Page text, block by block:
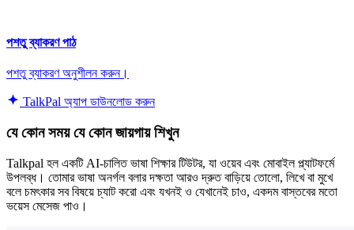
পশতু ব্যাকরণ পাঠ
পশতু ব্যাকরণ অনুশীলন করুন।
TalkPal অ্যাপ ডাউনলোড করুন
যে কোন সময় যে কোন জায়গায় শিখুন
Talkpal হল একটি AI-চালিত ভাষা শিক্ষার টিউটর, যা ওয়েব এবং মোবাইল প্ল্যাটফর্মে
উপলব্ধ। তোমার ভাষা অনর্গল বলার দক্ষতা আরও দ্রুত বাড়িয়ে তোলো, লিখে বা মুখে
বলে চমৎকার সব বিষয়ে চ্যাট করো এবং যখনই ও যেখানেই চাও, একদম বাস্তবের মতো
ভয়েস মেসেজ পাও।